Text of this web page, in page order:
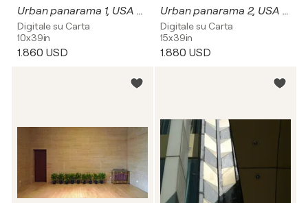
Urban panarama 1, USA and Canada
Digitale su Carta
10x39in
1.860 USD
Urban panarama 2, USA and Canada
Digitale su Carta
15x39in
1.880 USD